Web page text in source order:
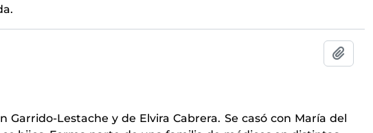
Lestache y de Elvira Cabrera. Se casó con María del